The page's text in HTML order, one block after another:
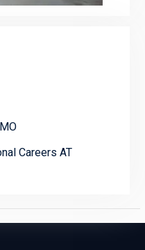
Careers AT